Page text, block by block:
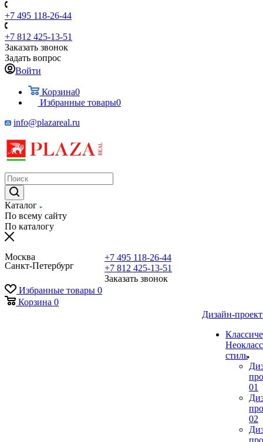
+7 495 118-26-44
+7 812 425-13-51
Заказать звонок
Задать вопрос
Войти
Корзина0
Избранные товары0
info@plazareal.ru
Каталог
По всему сайту
По каталогу
Москва
Санкт-Петербург
+7 495 118-26-44
+7 812 425-13-51
Заказать звонок
Избранные товары 0
Корзина 0
Дизайн-
стиль
01
02